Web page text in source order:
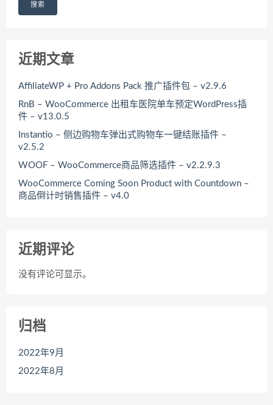
搜索
近期文章
AffiliateWP + Pro Addons Pack 推广插件包 – v2.9.6
RnB – WooCommerce 出租车医院单车预定WordPress插
件 – v13.0.5
Instantio – 侧边购物车弹出式购物车一键结账插件 –
v2.5.2
WOOF – WooCommerce商品筛选插件 – v2.2.9.3
WooCommerce Coming Soon Product with Countdown –
商品倒计时销售插件 – v4.0
近期评论
没有评论可显示。
归档
2022年9月
2022年8月